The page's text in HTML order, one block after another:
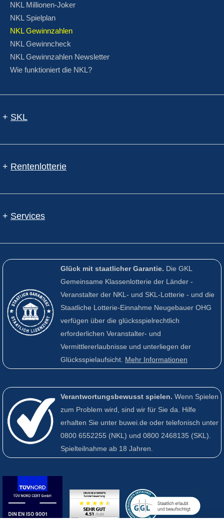
NKL Millionen-Joker
NKL Spielplan
NKL Gewinnzahlen
NKL Gewinncheck
NKL Gewinnzahlen Newsletter
Wie funktioniert die NKL?
+ SKL
+ Rentenlotterie
+ Services
Glück mit staatlicher Garantie. Die GKL
Gemeinsame Klassenlotterie der Länder -
Veranstalter der NKL- und SKL-Lotterie - und die
Staatliche Lotterie-Einnahme Neugebauer OHG
verfügen über die glücksspielrechtlich
erforderlichen Veranstalter- und
Vermittlererlaubnisse und unterliegen der
Glücksspielaufsicht. Mehr Informationen
Verantwortungsbewusst spielen. Wenn Spielen
zum Problem wird, sind wir für Sie da. Hilfe
erhalten Sie unter buwei.de oder telefonisch unter
0800 6552255 (NKL) und 0800 2468135 (SKL).
Spielteilnahme ab 18 Jahren.